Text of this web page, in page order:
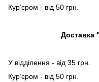
Кур’єром - від 50 грн.
Доставка
У відділення - від 35 грн.
Кур’єром - від 50 грн.